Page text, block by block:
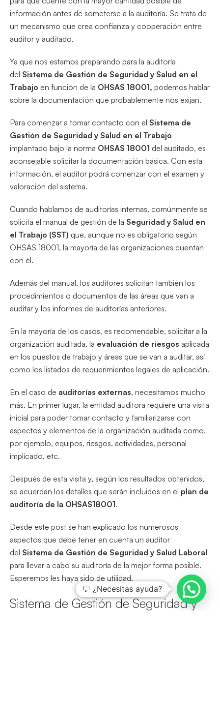
información antes de someterse a la auditoría. Se trata de
un mecanismo que crea confianza y cooperación entre
auditor y auditado.
Ya que nos estamos preparando para la auditoría
del Sistema de Gestión de Seguridad y Salud en el
Trabajo en función de la OHSAS 18001, podemos hablar
sobre la documentación que probablemente nos exijan.
Para comenzar a tomar contacto con el Sistema de
Gestión de Seguridad y Salud en el Trabajo
implantado bajo la norma OHSAS 18001 del auditado, es
aconsejable solicitar la documentación básica. Con esta
información, el auditor podrá comenzar con el examen y
valoración del sistema.
Cuando hablamos de auditorías internas, comúnmente se
solicita el manual de gestión de la Seguridad y Salud en
el Trabajo (SST) que, aunque no es obligatorio según
OHSAS 18001, la mayoría de las organizaciones cuentan
con él.
Además del manual, los auditores solicitan también los
procedimientos o documentos de las áreas que van a
auditar y los informes de auditorías anteriores.
En la mayoría de los casos, es recomendable, solicitar a la
organización auditada, la evaluación de riesgos aplicada
en los puestos de trabajo y áreas que se van a auditar, así
como los listados de requerimientos legales de aplicación.
En el caso de auditorías externas, necesitamos mucho
más. En primer lugar, la entidad auditora requiere una visita
inicial para poder tomar contacto y familiarizarse con
aspectos y elementos de la organización auditada como,
por ejemplo, equipos, riesgos, actividades, personal
implicado, etc.
Después de esta visita y, según los resultados obtenidos,
se acuerdan los detalles que serán incluidos en el plan de
auditoría de la OHSAS18001.
Desde este post se han explicado los numerosos
aspectos que debe tener en cuenta un auditor
del Sistema de Gestión de Seguridad y Salud Laboral
para llevar a cabo su auditoría de la mejor forma posible.
Esperemos les haya sido de utilidad.
Sistema de Gestión de Seguridad y
💬 ¿Necesitas ayuda?